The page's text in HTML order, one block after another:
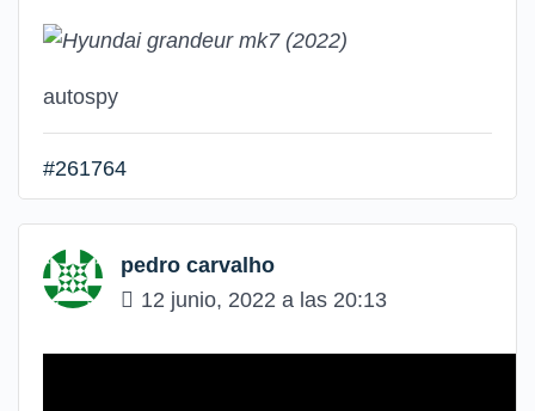
autospy
#261764
pedro carvalho
12 junio, 2022 a las 20:13